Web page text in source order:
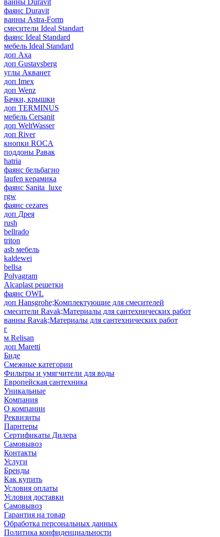
ванны Duravit
фаянс Duravit
ванны Astra-Form
смесители Ideal Standart
фаянс Ideal Standard
мебель Ideal Standard
доп Axa
доп Gustavsberg
углы Акванет
доп Imex
доп Wenz
Бачки, крышки
доп TERMINUS
мебель Cersanit
доп WeltWasser
доп River
кнопки ROCA
поддоны Равак
hatria
фаянс бельбагно
laufen керамика
фаянс Sanita_luxe
rgw
фаянс cezares
доп Дрея
rush
bellrado
triton
asb мебель
kaldewei
bellsa
Polyagram
Alcaplast решетки
фаянс OWL
доп Hansgrohe;Комплектующие для смесителей
смесители Ravak;Материалы для сантехнических работ
ванны Ravak;Материалы для сантехнических работ
г
м Relisan
доп Maretti
Биде
Смежные категории
Фильтры и умягчители для воды
Европейская сантехника
Уникальные
Компания
О компании
Реквизиты
Парнтеры
Сертификаты Дилера
Самовывоз
Контакты
Услуги
Бренды
Как купить
Условия оплаты
Условия доставки
Самовывоз
Гарантия на товар
Обработка персональных данных
Политика конфиденциальности